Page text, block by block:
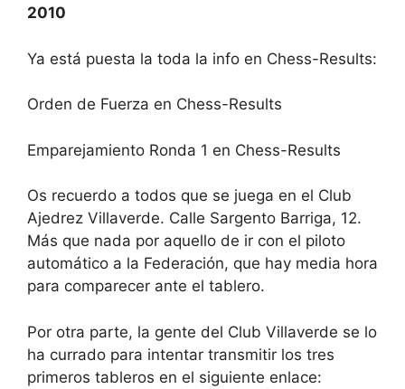
2010
Ya está puesta la toda la info en Chess-Results:
Orden de Fuerza en Chess-Results
Emparejamiento Ronda 1 en Chess-Results
Os recuerdo a todos que se juega en el Club
Ajedrez Villaverde. Calle Sargento Barriga, 12.
Más que nada por aquello de ir con el piloto
automático a la Federación, que hay media hora
para comparecer ante el tablero.
Por otra parte, la gente del Club Villaverde se lo
ha currado para intentar transmitir los tres
primeros tableros en el siguiente enlace: